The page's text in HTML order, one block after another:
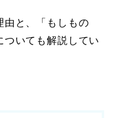
由と、「もしもの
いても解説してい